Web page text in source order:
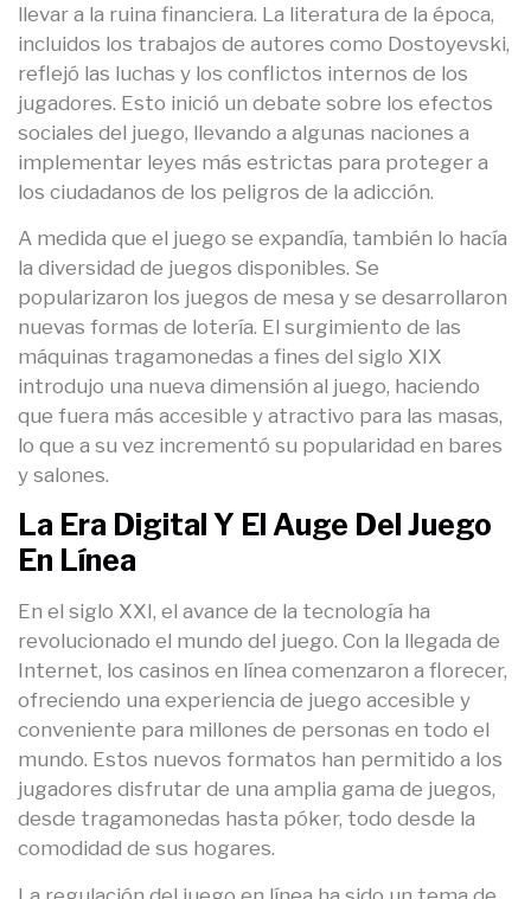
llevar a la ruina financiera. La literatura de la época,
incluidos los trabajos de autores como Dostoyevski,
reflejó las luchas y los conflictos internos de los
jugadores. Esto inició un debate sobre los efectos
sociales del juego, llevando a algunas naciones a
implementar leyes más estrictas para proteger a
los ciudadanos de los peligros de la adicción.
A medida que el juego se expandía, también lo hacía
la diversidad de juegos disponibles. Se
popularizaron los juegos de mesa y se desarrollaron
nuevas formas de lotería. El surgimiento de las
máquinas tragamonedas a fines del siglo XIX
introdujo una nueva dimensión al juego, haciendo
que fuera más accesible y atractivo para las masas,
lo que a su vez incrementó su popularidad en bares
y salones.
La Era Digital Y El Auge Del Juego
En Línea
En el siglo XXI, el avance de la tecnología ha
revolucionado el mundo del juego. Con la llegada de
Internet, los casinos en línea comenzaron a florecer,
ofreciendo una experiencia de juego accesible y
conveniente para millones de personas en todo el
mundo. Estos nuevos formatos han permitido a los
jugadores disfrutar de una amplia gama de juegos,
desde tragamonedas hasta póker, todo desde la
comodidad de sus hogares.